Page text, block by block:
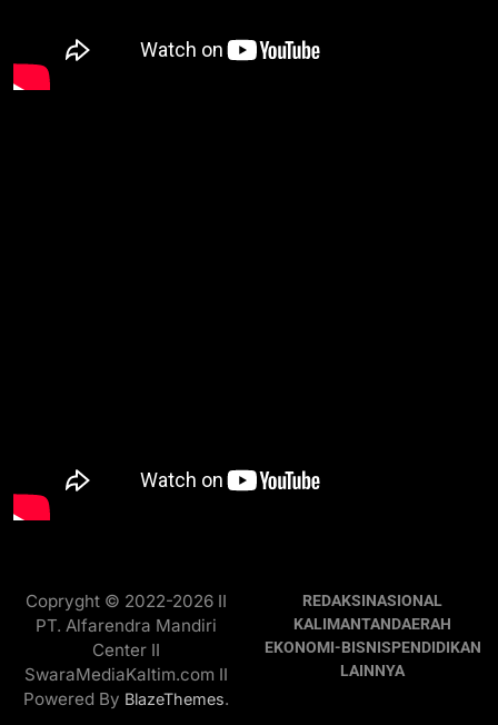
Copryght © 2022-2026 II
PT. Alfarendra Mandiri
Center II
SwaraMediaKaltim.com II
Powered By BlazeThemes.
REDAKSINASIONAL
KALIMANTANDAERAH
EKONOMI-BISNISPENDIDIKAN
LAINNYA